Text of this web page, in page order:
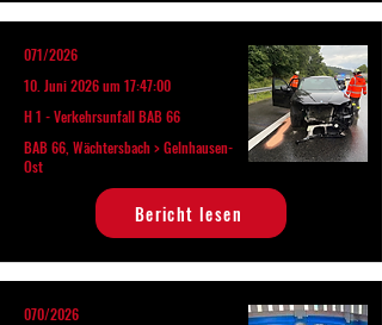
071/2026
10. Juni 2026 um 17:47:00
H 1 - Verkehrsunfall BAB 66
BAB 66, Wächtersbach > Gelnhausen-
Ost
Bericht lesen
070/2026